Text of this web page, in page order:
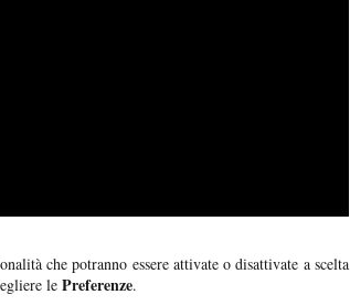
che potranno essere attivate o disattivate a scelta
le Preferenze.